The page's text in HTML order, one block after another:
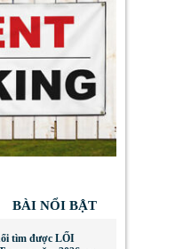
BÀI NỔI BẬT
tìm được LỐI